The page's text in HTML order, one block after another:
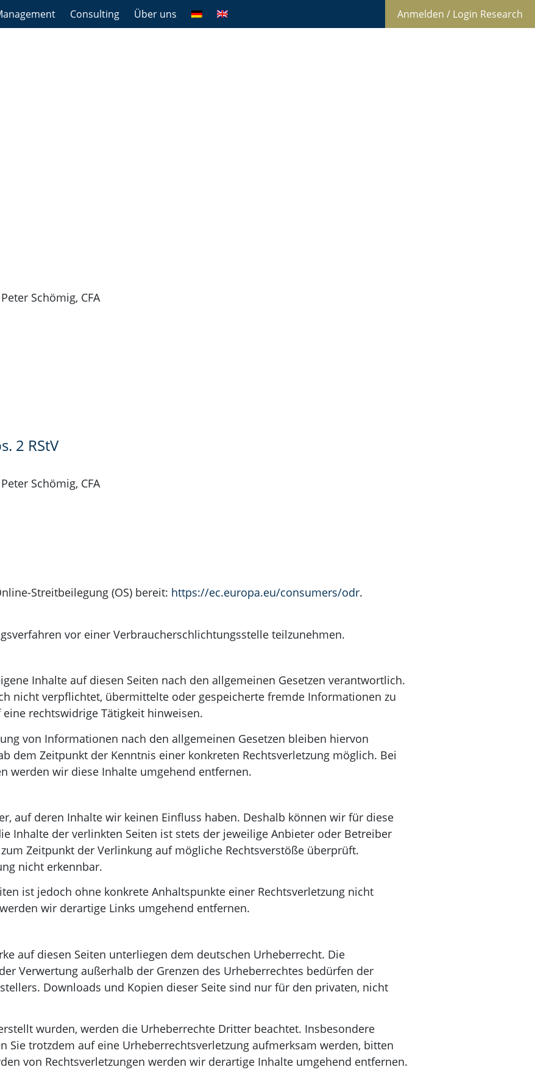
Consulting Über uns Anmelden / Login Research
Schömig, CFA
2 RStV
Schömig, CFA
Streitbeilegung (OS) bereit: https://ec.europa.eu/consumers/odr.
vor einer Verbraucherschlichtungsstelle teilzunehmen.
Inhalte auf diesen Seiten nach den allgemeinen Gesetzen verantwortlich.
nicht verpflichtet, übermittelte oder gespeicherte fremde Informationen zu
rechtswidrige Tätigkeit hinweisen.
von Informationen nach den allgemeinen Gesetzen bleiben hiervon
dem Zeitpunkt der Kenntnis einer konkreten Rechtsverletzung möglich. Bei
werden wir diese Inhalte umgehend entfernen.
auf deren Inhalte wir keinen Einfluss haben. Deshalb können wir für diese
Inhalte der verlinkten Seiten ist stets der jeweilige Anbieter oder Betreiber
Zeitpunkt der Verlinkung auf mögliche Rechtsverstöße überprüft.
nicht erkennbar.
ist jedoch ohne konkrete Anhaltspunkte einer Rechtsverletzung nicht
wir derartige Links umgehend entfernen.
auf diesen Seiten unterliegen dem deutschen Urheberrecht. Die
Verwertung außerhalb der Grenzen des Urheberrechtes bedürfen der
Downloads und Kopien dieser Seite sind nur für den privaten, nicht
wurden, werden die Urheberrechte Dritter beachtet. Insbesondere
Sie trotzdem auf eine Urheberrechtsverletzung aufmerksam werden, bitten
von Rechtsverletzungen werden wir derartige Inhalte umgehend entfernen.